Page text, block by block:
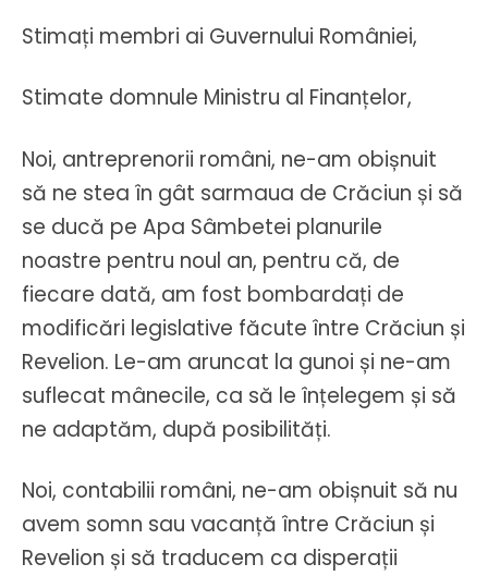
Stimați membri ai Guvernului României,
Stimate domnule Ministru al Finanțelor,
Noi, antreprenorii români, ne-am obișnuit
să ne stea în gât sarmaua de Crăciun și să
se ducă pe Apa Sâmbetei planurile
noastre pentru noul an, pentru că, de
fiecare dată, am fost bombardați de
modificări legislative făcute între Crăciun și
Revelion. Le-am aruncat la gunoi și ne-am
suflecat mânecile, ca să le înțelegem și să
ne adaptăm, după posibilități.
Noi, contabilii români, ne-am obișnuit să nu
avem somn sau vacanță între Crăciun și
Revelion și să traducem ca disperații